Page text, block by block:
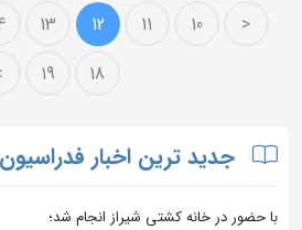
<
10
11
12
13
18
19
جدید ترین اخبار فدراسیون
با حضور در خانه کشتی شیراز انجام شد؛